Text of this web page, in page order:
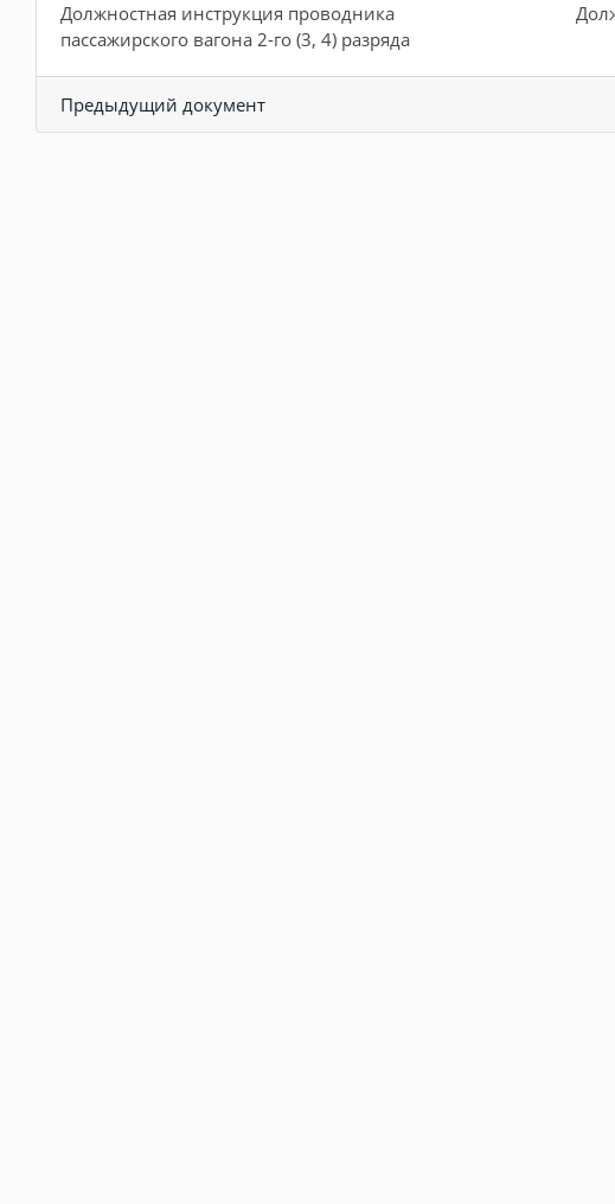
Должностная инструкция проводника
пассажирского вагона 2-го (3, 4) разряда
Предыдущий документ